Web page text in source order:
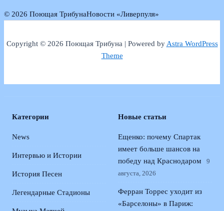
© 2026 Поющая ТрибунаНовости «Ливерпуля»
Copyright © 2026 Поющая Трибуна | Powered byAstra WordPress
Theme
Категории
News
Интервью и Истории
История Песен
Легендарные Стадионы
Новые статьи
Ещенко: почему Спартак
имеет больше шансов на
победу над Краснодаром
9
августа, 2026
Ферран Торрес уходит из
«Барселоны» в Париж: